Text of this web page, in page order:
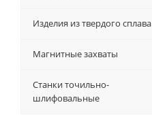
Изделия из твердого сплава
Магнитные захваты
Станки точильно-
шлифовальные